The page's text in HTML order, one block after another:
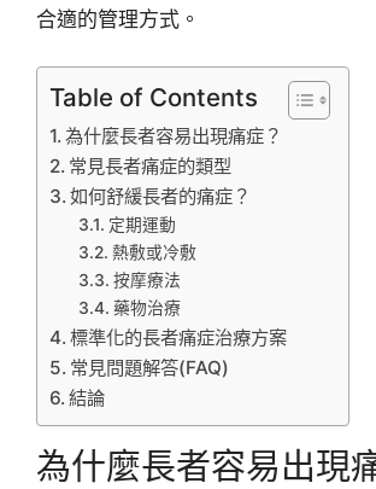
合適的管理方式。
Table of Contents
為什麼長者容易出現痛症？
常見長者痛症的類型
如何舒緩長者的痛症？
定期運動
熱敷或冷敷
按摩療法
藥物治療
標準化的長者痛症治療方案
常見問題解答(FAQ)
結論
為什麼長者容易出現